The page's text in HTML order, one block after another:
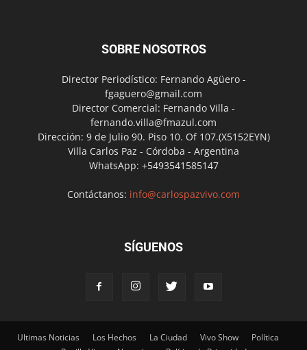
SOBRE NOSOTROS
Director Periodístico: Fernando Agüero -
fgaguero@gmail.com
Director Comercial: Fernando Villa -
fernando.villa@fmazul.com
Dirección: 9 de Julio 90. Piso 10. Of 107.(X5152EYN)
Villa Carlos Paz - Córdoba - Argentina
WhatsApp: +5493541585147
Contáctanos: info@carlospazvivo.com
SÍGUENOS
Ultimas Noticias Los Hechos La Ciudad Vivo Show
Política